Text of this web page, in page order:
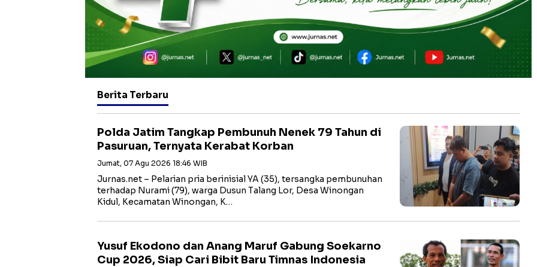
Berita Terbaru
Polda Jatim Tangkap Pembunuh Nenek 79 Tahun di
Pasuruan, Ternyata Kerabat Korban
Jumat, 07 Agu 2026 18:46 WIB
Jurnas.net – Pelarian pria berinisial YA (35), tersangka pembunuhan
terhadap Nurami (79), warga Dusun Talang Lor, Desa Winongan
Kidul, Kecamatan Winongan, K…
Yusuf Ekodono dan Anang Maruf Gabung Soekarno
Cup 2026, Siap Cari Bibit Baru Timnas Indonesia